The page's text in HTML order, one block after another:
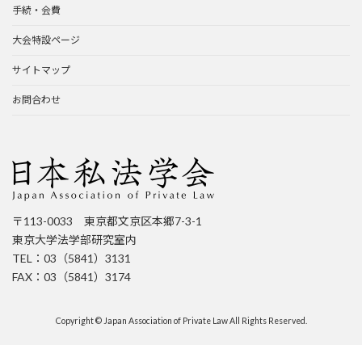
手続・会費
大会特設ページ
サイトマップ
お問合わせ
〒113-0033 東京都文京区本郷7-3-1
東京大学法学部研究室内
TEL：03（5841）3131
FAX：03（5841）3174
Copyright © Japan Association of Private Law All Rights Reserved.